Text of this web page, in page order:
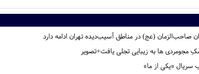
صاحب‌الزمان (عج) در مناطق آسیب‌دیده تهران ادامه دارد
مجومردی ها به زیبایی تجلی یافت+تصویر
سریال «یکی از ما»